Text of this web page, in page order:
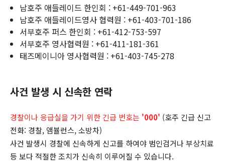
남호주 애들레이드 한인회 : +61-449-701-963
남호주 애들레이드영사 협력원 : +61-403-701-186
서부호주 퍼스 한인회 : +61-412-753-597
서부호주 영사협력원 : +61-411-181-361
태즈메이니아 영사협력원 : +61-403-745-278
사건 발생 시 신속한 연락
경찰이나 응급실을 가기 위한 긴급 번호는 '000' (호주 긴급 신고
전화: 경찰, 앰뷸런스, 소방차)
사건 발생시 경찰에 신속하게 신고를 하여야 범인검거나 부상치료
등 보다 적절한 조치가 신속히 이루어질 수 있습니다.